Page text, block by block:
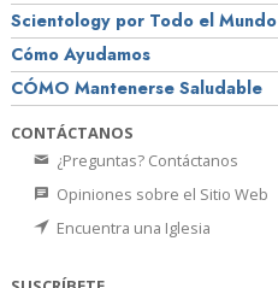
Scientology por Todo el Mundo
Cómo Ayudamos
CÓMO Mantenerse Saludable
CONTÁCTANOS
¿Preguntas? Contáctanos
Opiniones sobre el Sitio Web
Encuentra una Iglesia